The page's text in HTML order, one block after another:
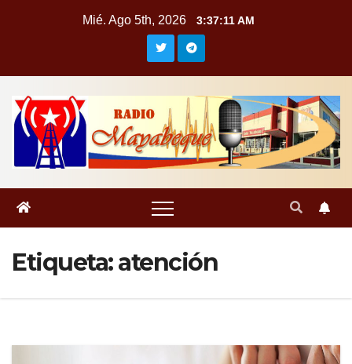
Mié. Ago 5th, 2026 3:37:12 AM
Etiqueta:atención